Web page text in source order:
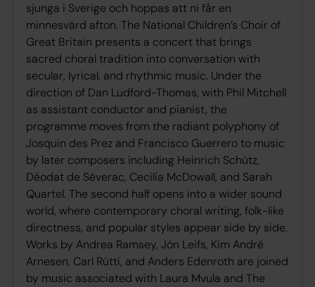
sjunga i Sverige och hoppas att ni får en
minnesvärd afton. The National Children’s Choir of
Great Britain presents a concert that brings
sacred choral tradition into conversation with
secular, lyrical, and rhythmic music. Under the
direction of Dan Ludford-Thomas, with Phil Mitchell
as assistant conductor and pianist, the
programme moves from the radiant polyphony of
Josquin des Prez and Francisco Guerrero to music
by later composers including Heinrich Schütz,
Déodat de Séverac, Cecilia McDowall, and Sarah
Quartel. The second half opens into a wider sound
world, where contemporary choral writing, folk-like
directness, and popular styles appear side by side.
Works by Andrea Ramsey, Jón Leifs, Kim André
Arnesen, Carl Rütti, and Anders Edenroth are joined
by music associated with Laura Mvula and The